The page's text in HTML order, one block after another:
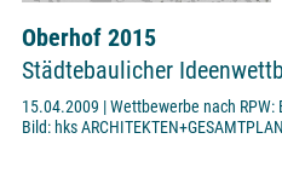
Oberhof 2015
Städtebaulicher
15.04.2009 | Wettbewerbe nach RPW:
Bild: hks